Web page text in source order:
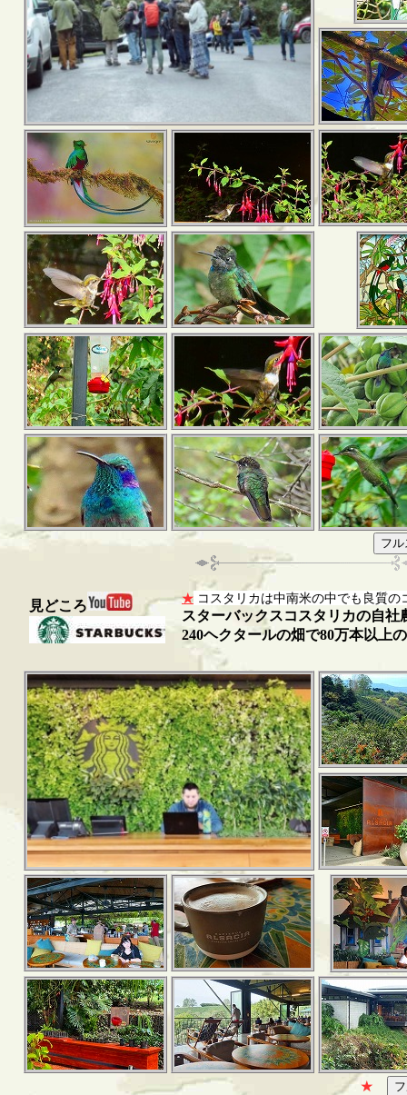
見どころ ★ コスタリカは中南米の中でも良質の
スターバックスコスタリカの自
240ヘクタールの畑で80万本以上
★